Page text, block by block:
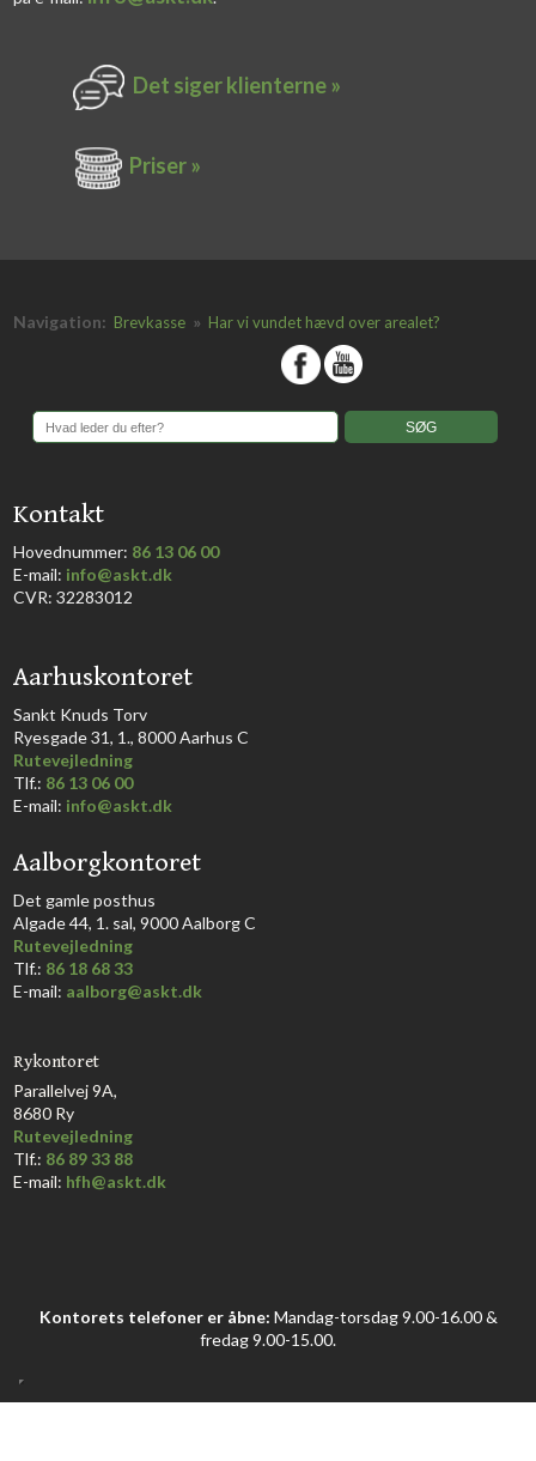
Det siger k​lienterne​ »
Priser »
Navigation: Brevkasse » Har vi vundet hævd over arealet?
​
​Kontakt
Hovednummer: 86 13 06 00
​E-mail: info@askt.dk
CVR: 32283012
​Aarhuskontoret
​Sankt Knuds Torv
Ryesgade 31, 1., 8000 Aarhus C​​​
Rutevejledning
​Tlf.: 86 13 06 00
E-mail: info@askt.dk
Aalborgkontoret
​Det gamle posthus
Algade 44, 1. sal, 9000 Aalborg C​
Rutevejledning
Tlf.: 86 18 68 33​
E-mail: aalborg@askt.dk​
Rykontoret
Parallelvej 9A,
8680 Ry
Rutevejledning
Tlf.: 86 89 33 88
E-mail: hfh@askt.dk
Kontorets telefoner er åbne: Mandag-torsdag 9.00-16.00 &
fredag 9.00-15.00.